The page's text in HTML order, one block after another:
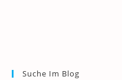
Suche Im Blog